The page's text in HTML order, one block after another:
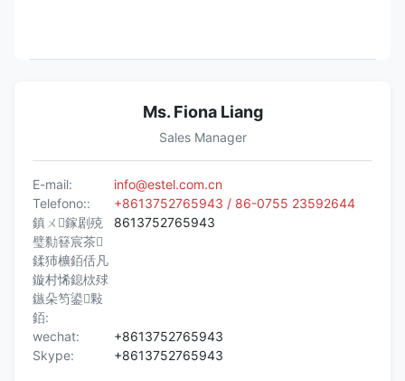
Ms. Fiona Liang
Sales Manager
E-mail:
info@estel.com.cn
Telefono::
+8613752765943 / 86-0755 23592644
鎮ㄨ鎵剧殑
璧勬簮宸茶
鍒犻櫎銆佸凡
鏇村悕鎴栨殏
鏃朵笉鍙敤
銆:
8613752765943
wechat:
+8613752765943
Skype:
+8613752765943